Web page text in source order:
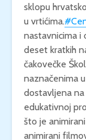
sklopu
u vrtićima.
nastavnicima i
deset kratkih
čakovečke
naznačenima
dostavljena
edukativnoj
što je
animirani